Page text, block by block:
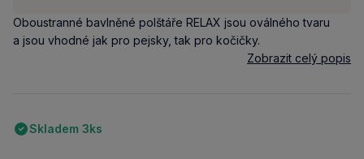
Oboustranné bavlněné polštáře RELAX jsou oválného tvaru
a jsou vhodné jak pro pejsky, tak pro kočičky.
Zobrazit celý popis
Skladem 3ks